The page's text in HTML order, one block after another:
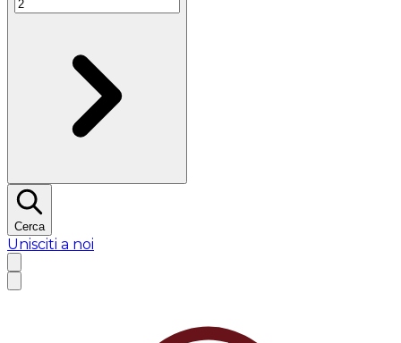
Cerca
Unisciti a noi